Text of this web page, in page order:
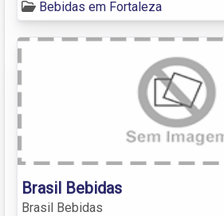
Bebidas em Fortaleza
Brasil Bebidas
Brasil Bebidas